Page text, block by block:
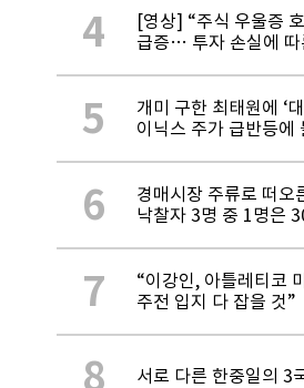
4
[영상] “주식 우울증
급증… 투자 손실에 따
5
개미 구한 최태원에 ‘
이닉스 주가 급반등에
6
경매시장 주류로 떠
낙찰자 3명 중 1명은
7
“이강인, 아틀레티코
주전 입지 다 잡을 것”
8 서로 다른 한중일의 3